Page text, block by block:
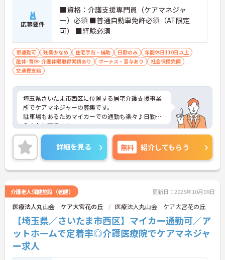
応募要件
■資格：介護支援専門員（ケアマネジャ
ー）必須 ■普通自動車免許必須（AT限定
可） ■経験必須
車通勤可 残業少なめ 住宅手当・補助 日勤のみ
年間休日110日以上
産休･育休･介護休暇取得実績あり
ボーナス・賞与あり
社会保険完備
交通費支給
埼玉県さいたま市西区に位置する居宅介護支援事業
所でケアマネジャーの募集です。
駐車場もあるためマイカーでの通勤も楽々♪日勤の
みのお仕事です！
また年間休日122日もあるためプライベートとの両
立を目指す方におすすめの環境です◎
しっかりとしたフォロー体制で、経験に関わらず安
心してスタートできます。
こちらの求人にご興味のある方はご面接のポイント
い。
詳細を見る 無料 紹介してもらう
介護老人保健施設（老健） 更新日：2025年10月09日
医療法人丸山会 ケア大宮花の丘 医療法人丸山会 ケア大宮花の丘
【埼玉県／さいたま市西区】マイカー通勤可／ア
ットホームで定着率◎介護医療院でケアマネジャ
ー求人